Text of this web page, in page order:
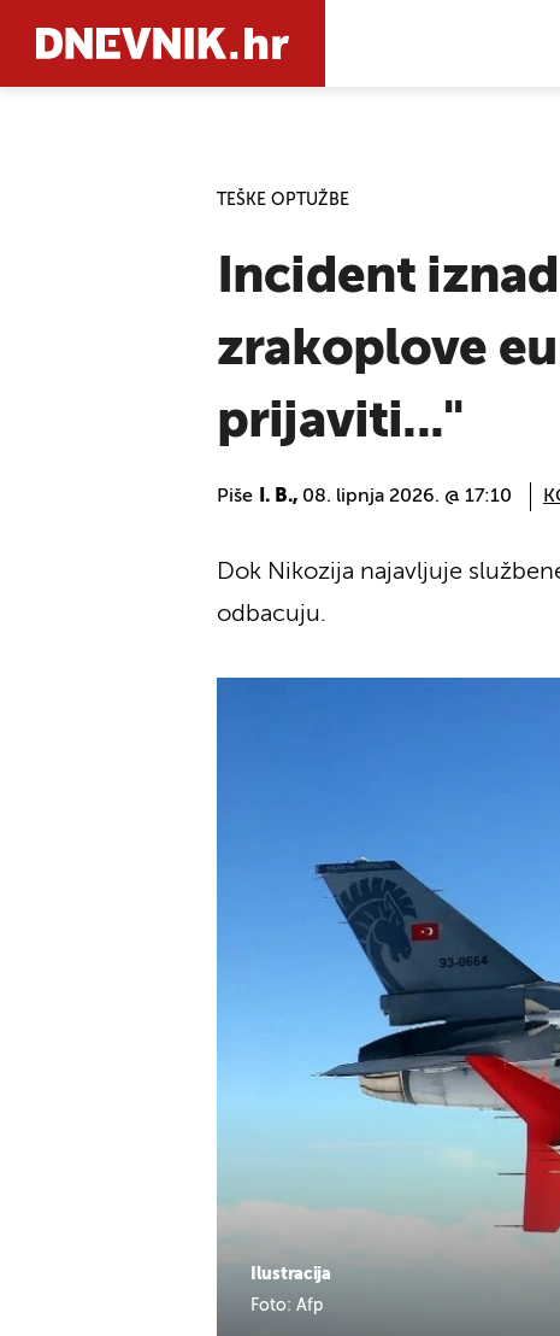
TEŠKE OPTUŽBE
Incident
zrakoplove
prijaviti..."
Piše I. B., 08. lipnja 2026. @ 17:10
Ilustracija
Foto: Afp
Dok Nikozija najavljuje
odbacuju.